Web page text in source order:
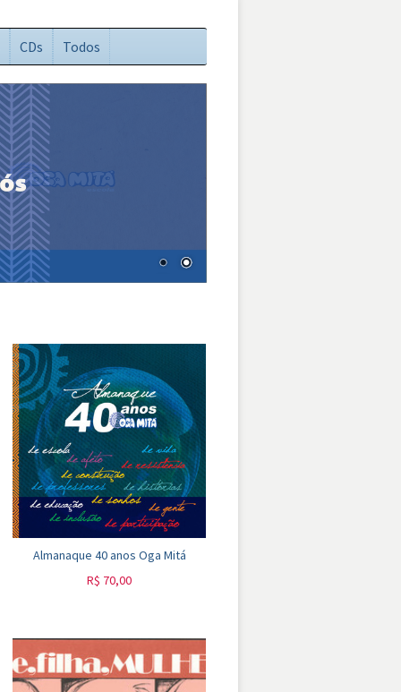
CDs Todos
Almanaque 40 anos Oga Mitá
R$ 70,00